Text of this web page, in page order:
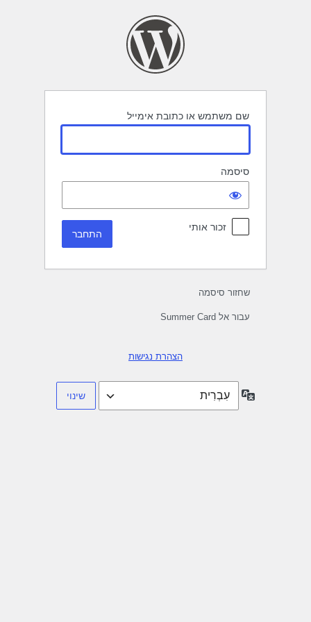
שם משתמש או כתובת אימייל
סיסמה
זכור אותי
שחזור סיסמה
עבור אל Summer Card
הצהרת נגישות
שפה